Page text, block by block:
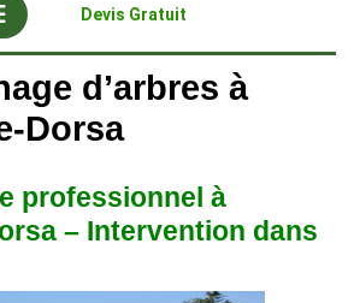
Open
Button
Devis Gratuit
d’arbres à
Dorsa
professionnel à
– Intervention dans